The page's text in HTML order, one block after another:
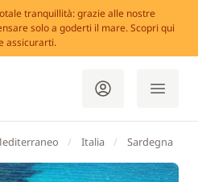
tranquillità: grazie alle nostre
solo a goderti il mare. Scopri qui
assicurarti.
Italia Sardegna